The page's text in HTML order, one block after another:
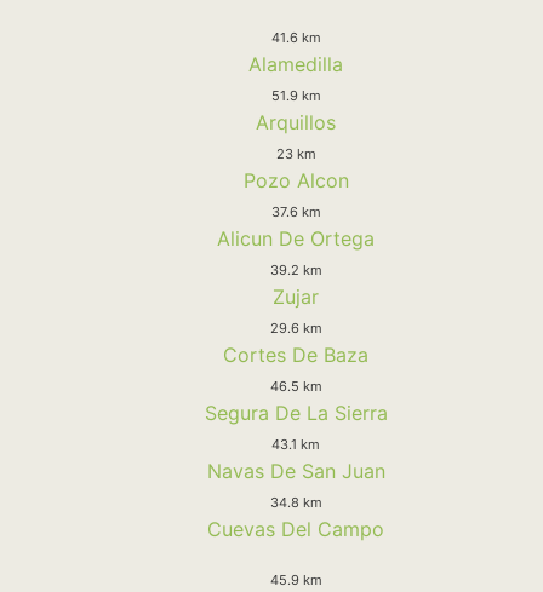
41.6 km
Alamedilla
51.9 km
Arquillos
23 km
Pozo Alcon
37.6 km
Alicun De Ortega
39.2 km
Zujar
29.6 km
Cortes De Baza
46.5 km
Segura De La Sierra
43.1 km
Navas De San Juan
34.8 km
Cuevas Del Campo
45.9 km